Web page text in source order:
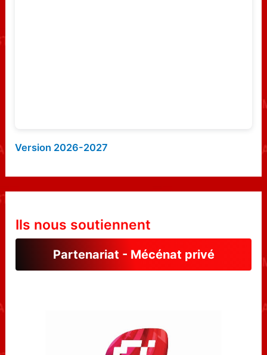
Version 2026-2027
Ils nous soutiennent
Partenariat - Mécénat privé